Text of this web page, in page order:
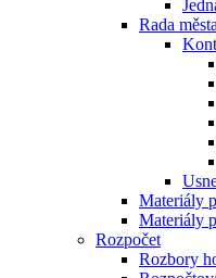
Rada města
Materiály
Materiály
Rozpočet
Rozbory